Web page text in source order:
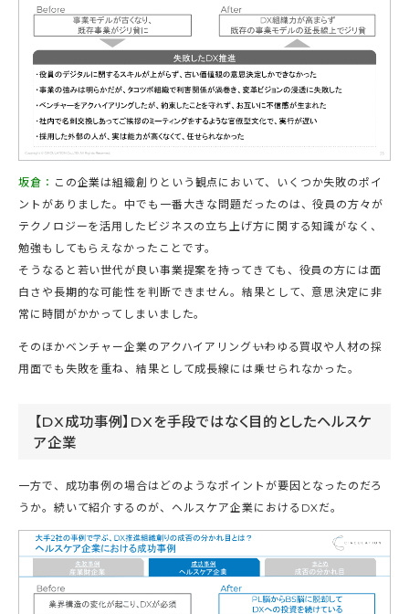
坂倉： この企業は組織創りという観点において、いくつか失敗のポイ
ントがありました。中でも一番大きな問題だったのは、役員の方々が
テクノロジーを活用したビジネスの立ち上げ方に関する知識がなく、
勉強もしてもらえなかったことです。
そうなると若い世代が良い事業提案を持ってきても、役員の方には面
白さや長期的な可能性を判断できません。結果として、意思決定に非
常に時間がかかってしまいました。
そのほかベンチャー企業のアクハイアリング――いわゆる買収や人材の採
用面でも失敗を重ね、結果として成長線には乗せられなかった。
【DX成功事例】DXを手段ではなく目的としたヘルスケ
ア企業
一方で、成功事例の場合はどのようなポイントが要因となったのだろ
うか。続いて紹介するのが、ヘルスケア企業におけるDXだ。